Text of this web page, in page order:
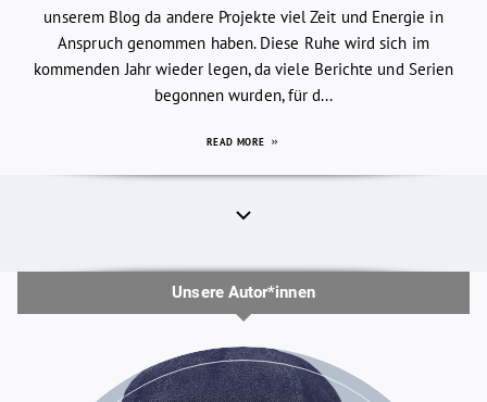
unserem Blog da andere Projekte viel Zeit und Energie in
Anspruch genommen haben. Diese Ruhe wird sich im
kommenden Jahr wieder legen, da viele Berichte und Serien
begonnen wurden, für d...
READ MORE
Unsere Autor*innen